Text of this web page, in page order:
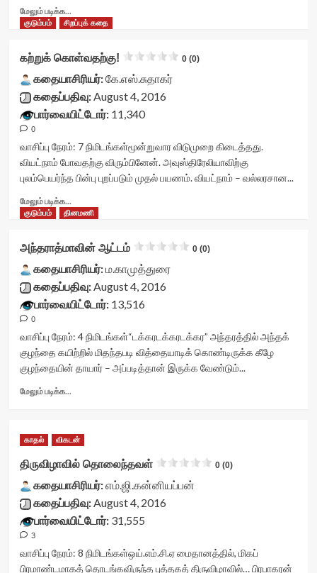
rater-
visitor-
votes-
rater-
dfba77c2ca619'
rating='0'
data-
rater-
starsize='16'
rater-
rater-
readonly='true'
data-
readonly-
attribute='true'
</div>
<span
class='yasr-
stars-
</div>
மேலும் படிக்க...
more
விநோதன்<div
class="yasr-
vv-
stars-
title-
container">
class='yasr-
stars-
title
yasr-
stars'
votes-
readonly-
876cca0bc77af'
data-
data-
rater-
starsize='16'
data-
readonly='true'
readonly-
attribute='true'
</div>
<span
stars-
title-
குடும்பம் சிறப்புக் கதை
கற்றுக் கொள்வதற்கு! 0 (0)
கதையாசிரியர்:கே.எஸ்.சுதாகர்
கதைப்பதிவு:August 4, 2016
பார்வையிட்டோர்:11,340
0
வாசிப்பு நேரம்: 7 நிமிடங்கள்மூன்றுவார விடுமுறை கிடைத்தது.
வியட்நாம் போவதற்கு விரும்பினேன். அவுஸ்திரேலியாவிற்கு
புலம்பெயர்ந்த பின்பு புறப்படும் முதல் பயணம். வியட்நாம் – வல்லரசான...
மேலும் படிக்க...
more
கற்றுக்
கொள்வதற்கு!
<div
class="yasr-
vv-
stars-
container">
<div
class='yasr-
stars-
id='yasr-
votes-
readonly-
ac77ef5ba4a6b'
data-
data-
rater-
குடும்பம் தினமணி
அந்தராத்மாவின் ஆட்டம் 0 (0)
கதையாசிரியர்:ம.காமுத்துரை
கதைப்பதிவு:August 4, 2016
பார்வையிட்டோர்:13,516
0
வாசிப்பு நேரம்: 4 நிமிடங்கள்“டக்கரடக்கரடக்கர” அந்தரத்தில் அந்தக்
குழந்தை கயிற்றில் மிதந்தபடி வித்தையாடிக் கொண்டிருக்க கீழே
குழந்தையின் தாயார் – அப்படித்தான் இருக்க வேண்டும்...
மேலும் படிக்க...
ஆட்டம்<div
class="yasr-
vv-
stars-
title-
container">
<div
stars-
title
காதல் விகடன்
திருவிழாவில் தொலைந்தவள் 0 (0)
கதையாசிரியர்:எம்.ஜி.கன்னியப்பன்
கதைப்பதிவு:August 4, 2016
பார்வையிட்டோர்:31,555
3
வாசிப்பு நேரம்: 8 நிமிடங்கள்ஒய்.எம்.சி.ஏ மைதானத்தில், மிகப்
பிரமாண்டமாகத் தொடங்கவிருந்த புத்தகத் திருவிழாவில்… பிரபாகரன்